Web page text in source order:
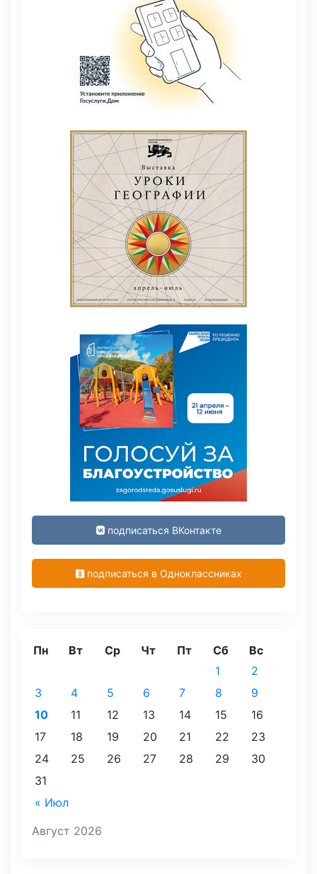
подписаться ВКонтакте
подписаться в Одноклассниках
Август 2026
Пн Вт Ср Чт Пт Сб Вс
« Июл
1
2
3
4 5 6 7 8
9
10
11 12 13 14 15
16
17
18 19 20 21 22
23
24
25 26 27 28 29
30
31